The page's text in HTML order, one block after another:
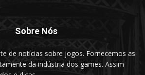
Sobre Nós
de notícias sobre jogos. Fornecemos as
da indústria dos games. Assim